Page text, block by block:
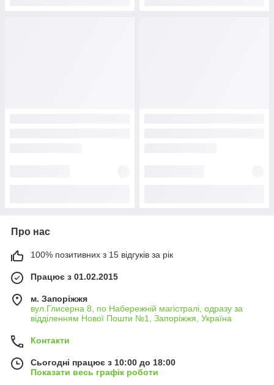
Про нас
100% позитивних з 15 відгуків за рік
Працює з 01.02.2015
м. Запоріжжя
вул.Глисерна 8, по Набережній магістралі, одразу за
відділенням Нової Пошти №1, Запоріжжя, Україна
Контакти
Сьогодні працює з 10:00 до 18:00
Показати весь графік роботи